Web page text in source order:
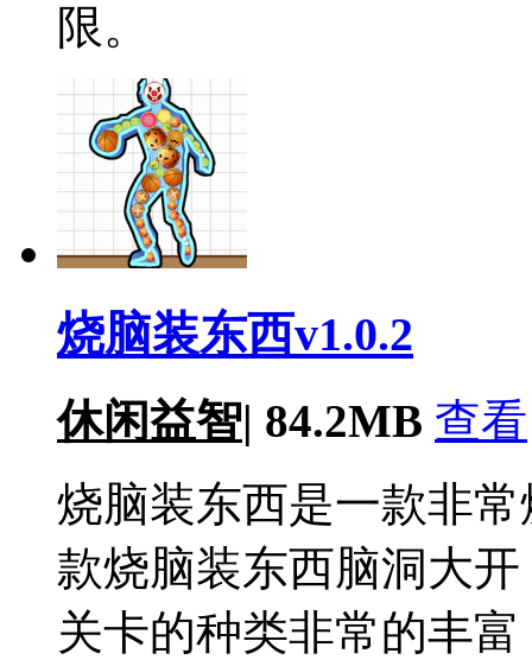
限。
烧脑装东西v1.0.2
休闲益智| 84.2MB 查看
烧脑装东西是一款非
款烧脑装东西脑洞大
关卡的种类非常的丰